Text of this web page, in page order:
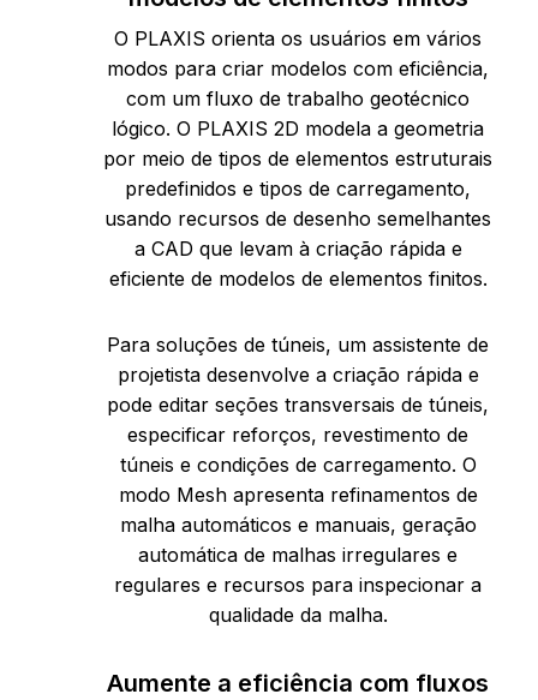
O PLAXIS orienta os usuários em vários
modos para criar modelos com eficiência,
com um fluxo de trabalho geotécnico
lógico. O PLAXIS 2D modela a geometria
por meio de tipos de elementos estruturais
predefinidos e tipos de carregamento,
usando recursos de desenho semelhantes
a CAD que levam à criação rápida e
eficiente de modelos de elementos finitos.
Para soluções de túneis, um assistente de
projetista desenvolve a criação rápida e
pode editar seções transversais de túneis,
especificar reforços, revestimento de
túneis e condições de carregamento. O
modo Mesh apresenta refinamentos de
malha automáticos e manuais, geração
automática de malhas irregulares e
regulares e recursos para inspecionar a
qualidade da malha.
Aumente a eficiência com fluxos